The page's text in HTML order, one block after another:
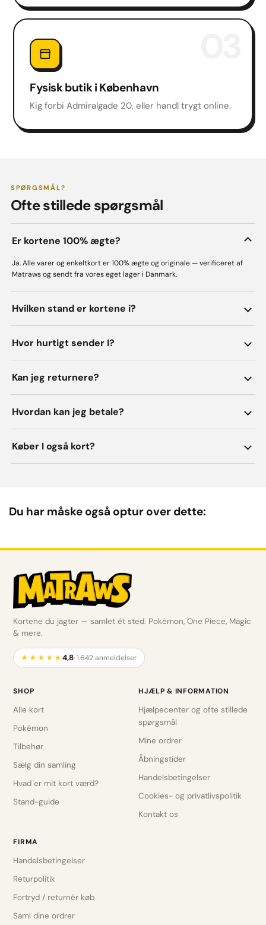
Fysisk butik i København
Kig forbi Admiralgade 20, eller handl trygt online.
SPØRGSMÅL?
Ofte stillede spørgsmål
Er kortene 100% ægte?
Ja. Alle varer og enkeltkort er 100% ægte og originale — verificeret af
Matraws og sendt fra vores eget lager i Danmark.
Hvilken stand er kortene i?
Hvor hurtigt sender I?
Kan jeg returnere?
Hvordan kan jeg betale?
Køber I også kort?
Du har måske også optur over dette:
Kortene du jagter — samlet ét sted. Pokémon, One Piece, Magic
& mere.
★★★★★4,8· 1.642 anmeldelser
SHOP
Alle kort
Pokémon
Tilbehør
Sælg din samling
Hvad er mit kort værd?
Stand-guide
HJÆLP & INFORMATION
Hjælpecenter og ofte stillede
spørgsmål
Mine ordrer
Åbningstider
Handelsbetingelser
Cookies- og privatlivspolitik
Kontakt os
FIRMA
Handelsbetingelser
Returpolitik
Fortryd / returnér køb
Saml dine ordrer